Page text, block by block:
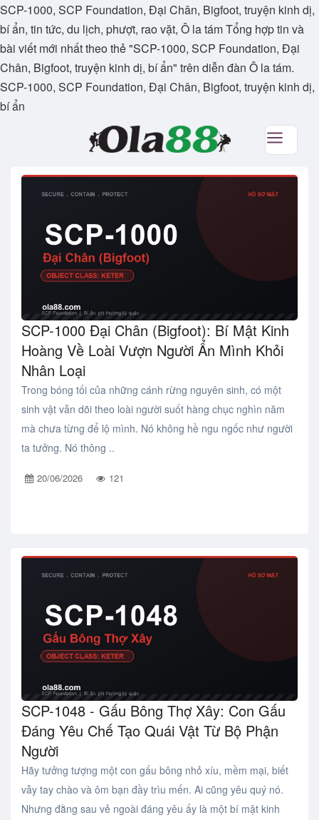
SCP-1000, SCP Foundation, Đại Chân, Bigfoot, truyện kinh dị,
bí ẩn, tin tức, du lịch, phượt, rao vặt, Ô la tám Tổng hợp tin và
bài viết mới nhất theo thẻ "SCP-1000, SCP Foundation, Đại
Chân, Bigfoot, truyện kinh dị, bí ẩn" trên diễn đàn Ô la tám.
SCP-1000, SCP Foundation, Đại Chân, Bigfoot, truyện kinh dị,
bí ẩn
SCP-1000 Đại Chân (Bigfoot): Bí Mật Kinh
Hoàng Về Loài Vượn Người Ẩn Mình Khỏi
Nhân Loại
Trong bóng tối của những cánh rừng nguyên sinh, có một
sinh vật vẫn dõi theo loài người suốt hàng chục nghìn năm
mà chưa từng để lộ mình. Nó không hề ngu ngốc như người
ta tưởng. Nó thông ..
20/06/2026 121
SCP-1048 - Gấu Bông Thợ Xây: Con Gấu
Đáng Yêu Chế Tạo Quái Vật Từ Bộ Phận
Người
Hãy tưởng tượng một con gấu bông nhỏ xíu, mềm mại, biết
vẫy tay chào và ôm bạn đầy trìu mến. Ai cũng yêu quý nó.
Nhưng đằng sau vẻ ngoài đáng yêu ấy là một bí mật kinh